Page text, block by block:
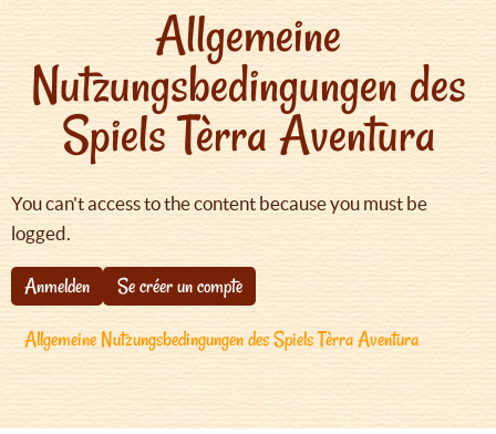
Allgemeine
Nutzungsbedingungen des
Spiels Tèrra Aventura
You can't access to the content because you must be
logged.
Anmelden
Se créer un compte
Allgemeine Nutzungsbedingungen des Spiels Tèrra Aventura